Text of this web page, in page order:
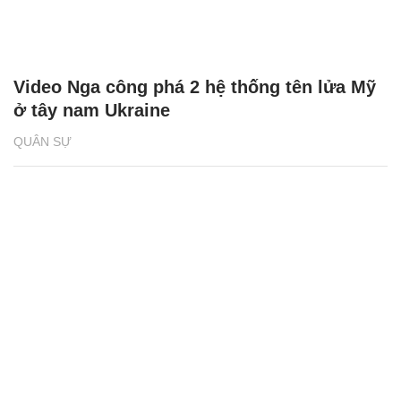
QUÂN SỰ
Video Nga công phá 2 hệ thống tên lửa Mỹ
ở tây nam Ukraine